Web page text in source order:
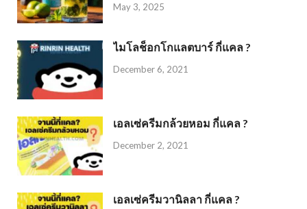
May 3, 2025
ไมโลช็อกโกแลตบาร์ กี่แคล ?
December 6, 2021
เอลเซ่ครีมกล้วยหอม กี่แคล ?
December 2, 2021
เอลเซ่ครีมวานิลลา กี่แคล ?